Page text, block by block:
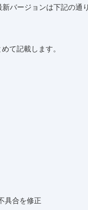
バージョンは下記の通り
て記載します。
具合を修正